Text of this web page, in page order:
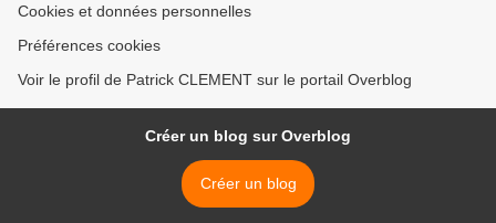
Cookies et données personnelles
Préférences cookies
Voir le profil de Patrick CLEMENT sur le portail Overblog
Créer un blog sur Overblog
Créer un blog